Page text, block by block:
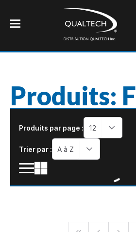
Produits:
Produits par page : 12
Trier par : A à Z